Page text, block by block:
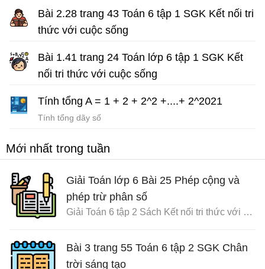
Bài 2.28 trang 43 Toán 6 tập 1 SGK Kết nối tri
thức với cuộc sống
Bài 1.41 trang 24 Toán lớp 6 tập 1 SGK Kết
nối tri thức với cuộc sống
Tính tổng A = 1 + 2 + 2^2 +....+ 2^2021
Tính tổng dãy số
Mới nhất trong tuần
Giải Toán lớp 6 Bài 25 Phép cộng và
phép trừ phân số
Giải Toán 6 tập 2 Sách Kết nối tri thức với cuộc sống
Bài 3 trang 55 Toán 6 tập 2 SGK Chân
trời sáng tạo